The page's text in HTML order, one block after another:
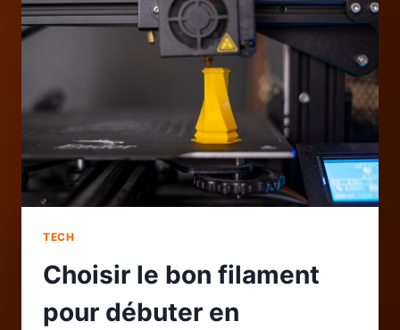
UNE
STARTUP
TOULOUSE
TECH
Choisir le bon filament
pour débuter en